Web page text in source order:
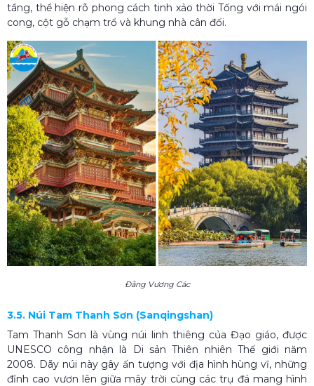
tầng, thể hiện rõ phong cách tinh xảo thời Tống với mái ngói
cong, cột gỗ chạm trổ và khung nhà cân đối.
Đằng Vương Các
3.5. Núi Tam Thanh Sơn (Sanqingshan)
Tam Thanh Sơn là vùng núi linh thiêng của Đạo giáo, được
UNESCO công nhận là Di sản Thiên nhiên Thế giới năm
2008. Dãy núi này gây ấn tượng với địa hình hùng vĩ, những
đỉnh cao vươn lên giữa mây trời cùng các trụ đá mang hình